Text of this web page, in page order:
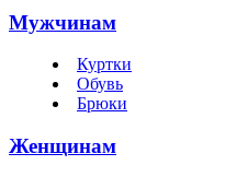
Мужчинам
Куртки
Обувь
Брюки
Женщинам